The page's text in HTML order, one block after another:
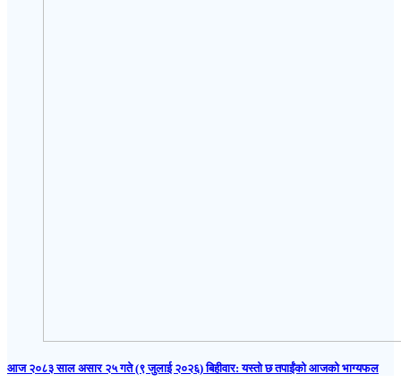
आज २०८३ साल असार २५ गते (९ जुलाई २०२६) बिहीवार: यस्तो छ तपाईंको आजको भाग्यफल